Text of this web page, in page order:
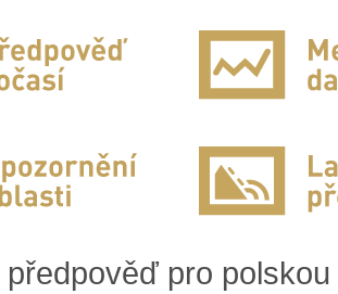
předpověď pro